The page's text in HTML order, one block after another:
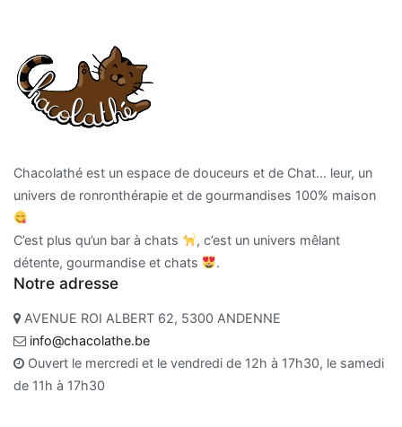
Chacolathé est un espace de douceurs et de Chat… leur, un
univers de ronronthérapie et de gourmandises 100% maison
C’est plus qu’un bar à chats
, c’est un univers mêlant
détente, gourmandise et chats
.
Notre adresse
AVENUE ROI ALBERT 62, 5300 ANDENNE
info@chacolathe.be
Ouvert le mercredi et le vendredi de 12h à 17h30, le samedi
de 11h à 17h30